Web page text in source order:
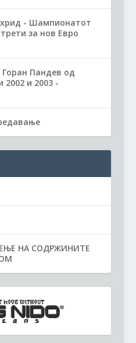
- Шампионатот
за нов Евро
Пандев од
2002 и 2003 -
НА СОДРЖИНИТЕ